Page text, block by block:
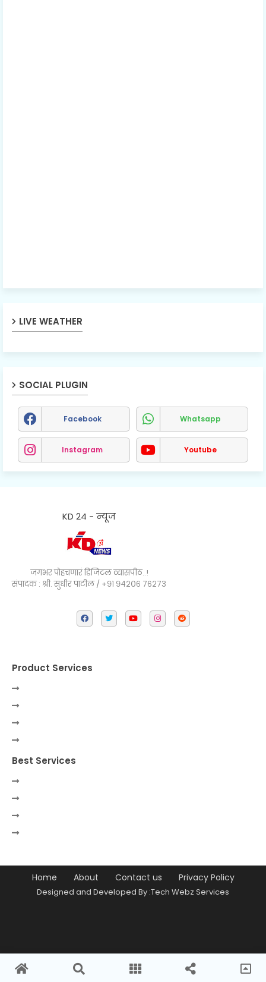
LIVE WEATHER
SOCIAL PLUGIN
Facebook Whatsapp
Instagram Youtube
KD 24 - न्यूज
जगभर पोहचणारं डिजिटल व्यासपीठ..!
संपादक : श्री. सुधीर पाटील / +९१ ९४२०६ ७६२७३
Product Services
Best Services
Home About Contact us Privacy Policy
Designed and Developed By :Tech Webz Services